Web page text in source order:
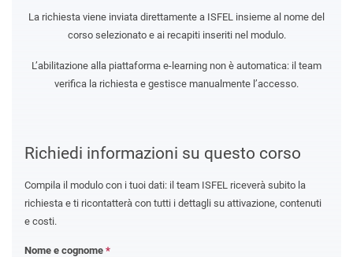
Richiedi informazioni su questo corso
Compila il modulo con i tuoi dati: il team ISFEL riceverà subito la
richiesta e ti ricontatterà con tutti i dettagli su attivazione, contenuti
e costi.
Nome e cognome *
La richiesta viene inviata direttamente a ISFEL insieme al nome del
corso selezionato e ai recapiti inseriti nel modulo.
L’abilitazione alla piattaforma e-learning non è automatica: il team
verifica la richiesta e gestisce manualmente l’accesso.